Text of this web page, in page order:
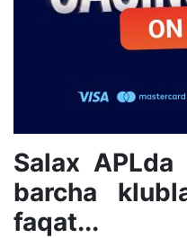
Salax
barcha
faqat...